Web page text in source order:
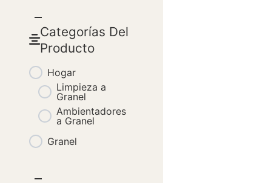
Categorías Del
Producto
Hogar
Limpieza a
Granel
Ambientadores
a Granel
Granel